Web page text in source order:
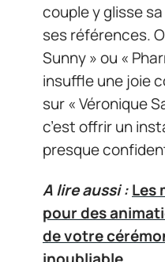
couple y glisse
ses références.
Sunny » ou «
insuffle une joie
sur « Véronique
c’est offrir un
presque
A lire aussi :Les
pour des
de votre